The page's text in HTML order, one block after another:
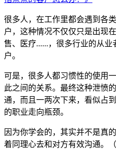
很多人，在工作里都会遇到各
户，这种情况不仅仅只是出现
售、医疗......，很多行业的从
户。
可是，很多人都习惯性的使用
此之间的关系。最终这种泄愤
通，而且一两次下来，看似占
的职业走向瓶颈。
因为你学会的，其实并不是真
着同理心去和对方有效沟通。